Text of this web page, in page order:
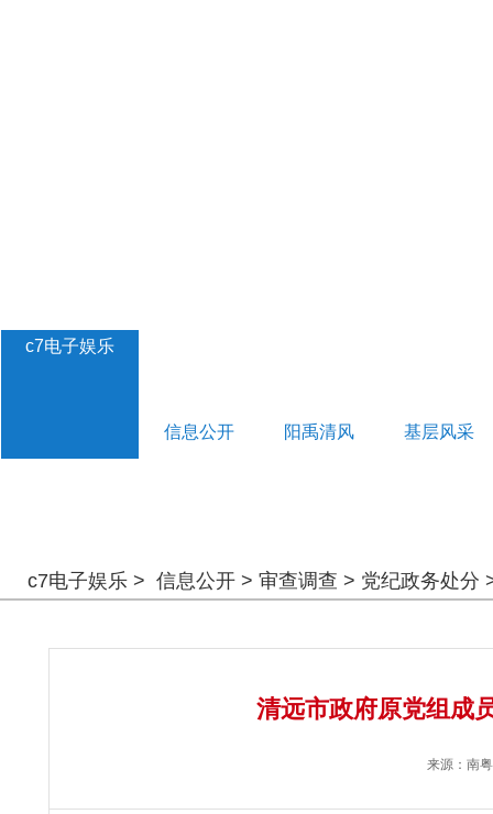
c7电子娱乐
信息公开 阳禹清风 基层风采
c7电子娱乐 > 信息公开 > 审查调查 > 党纪政务处分
清远市政府原党组成
来源： 南